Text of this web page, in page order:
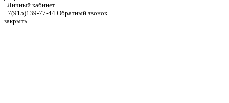
Личный кабинет
+7(915)139-77-44 Обратный звонок
закрыть